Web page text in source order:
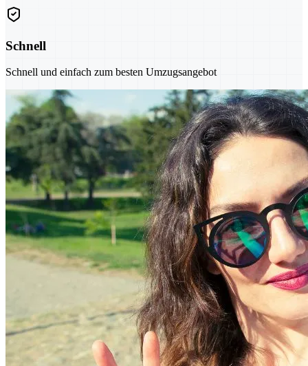
Schnell
Schnell und einfach zum besten Umzugsangebot